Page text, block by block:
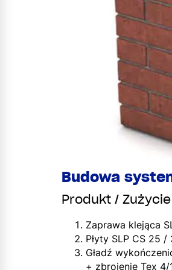
Budowa
Produkt / Zużycie
Zaprawa klejąca
Płyty SLP CS 25
Gładź
+ zbrojenie Tex 4/